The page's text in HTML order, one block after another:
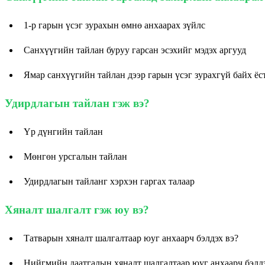
1-р гарын үсэг зурахын өмнө анхаарах зүйлс
Санхүүгийн тайлан буруу гарсан эсэхийг мэдэх аргууд
Ямар санхүүгийн тайлан дээр гарын үсэг зурахгүй байх
Удирдлагын тайлан гэж вэ?
Үр дүнгийн тайлан
Мөнгөн урсгалын тайлан
Удирдлагын тайланг хэрхэн гаргах талаар
Хяналт шалгалт гэж юу вэ?
Татварын хяналт шалгалтаар юуг анхаарч бэлдэх вэ?